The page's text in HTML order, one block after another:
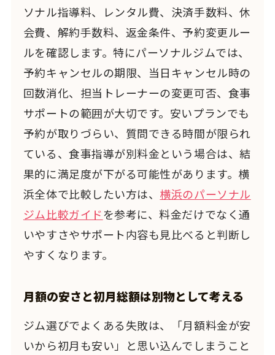
ソナル指導料、レンタル費、決済手数料、休
会費、解約手数料、返金条件、予約変更ルー
ルを確認します。特にパーソナルジムでは、
予約キャンセルの期限、当日キャンセル時の
回数消化、担当トレーナーの変更可否、食事
サポートの範囲が大切です。安いプランでも
予約が取りづらい、質問できる時間が限られ
ている、食事指導が別料金という場合は、結
果的に満足度が下がる可能性があります。横
浜全体で比較したい方は、 横浜のパーソナル
ジム比較ガイドを参考に、料金だけでなく通
いやすさやサポート内容も見比べると判断し
やすくなります。
月額の安さと初月総額は別物として考える
ジム選びでよくある失敗は、「月額料金が安
いから初月も安い」と思い込んでしまうこと